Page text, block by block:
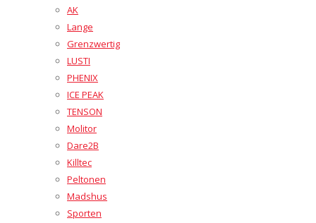
AK
Lange
Grenzwertig
LUSTI
PHENIX
ICE PEAK
TENSON
Molitor
Dare2B
Killtec
Peltonen
Madshus
Sporten